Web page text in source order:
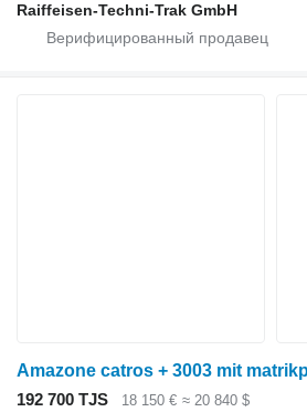
Raiffeisen-Techni-Trak GmbH
Amazone catros + 3003 mit
192 700 TJS
18 150 € ≈ 20 840 $